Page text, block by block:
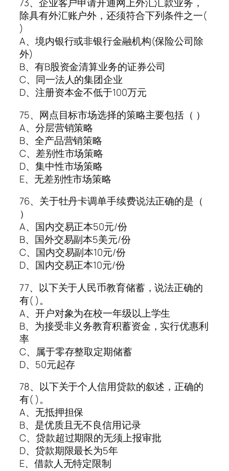
73、企业客户申请开通网上外汇汇款业务，
除具有外汇账户外，还须符合下列条件之一(
)
A、境内银行或非银行金融机构(保险公司除
外)
B、有B股资金清算业务的证券公司
C、同一法人的集团企业
D、注册资本金不低于100万元
75、网点目标市场选择的策略主要包括（ ）
A、分层营销策略
B、全产品营销策略
C、差别性市场策略
D、集中性市场策略
E、无差别性市场策略
76、关于牡丹卡调单手续费说法正确的是（
）
A、国内交易正本50元/份
B、国外交易副本5美元/份
C、国内交易副本10元/份
D、国内交易正本10元/份
77、以下关于人民币教育储蓄，说法正确的
有( )。
A、开户对象为在校一年级以上学生
B、为接受非义务教育积蓄资金，实行优惠利
率
C、属于零存整取定期储蓄
D、50元起存
78、以下关于个人信用贷款的叙述，正确的
有( )。
A、无抵押担保
B、是优质且无不良信用记录
C、贷款超过期限的无须上报审批
D、贷款期限最长为5年
E、借款人无特定限制